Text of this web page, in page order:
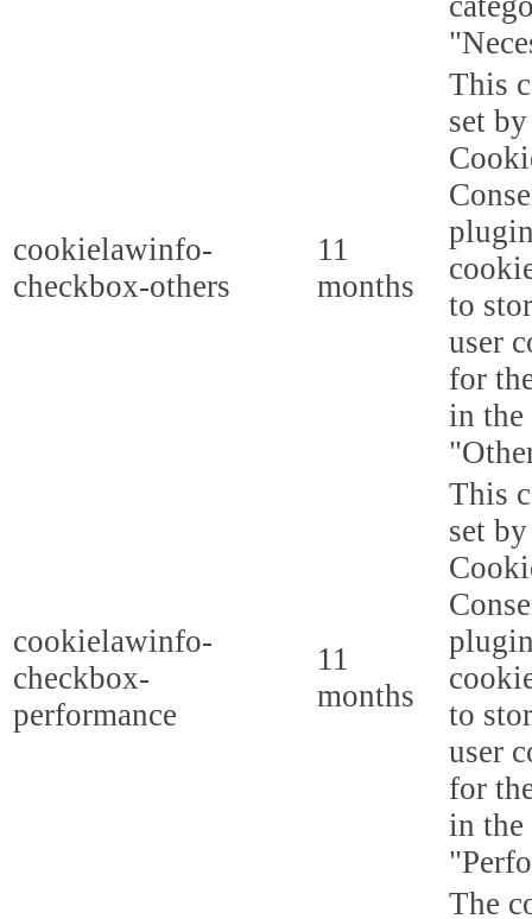
cookielawinfo-
checkbox-others
11
months
This
set
to
user
for
in the
cookielawinfo-
checkbox-
performance
11
months
This
set
to
user
for
in the
The